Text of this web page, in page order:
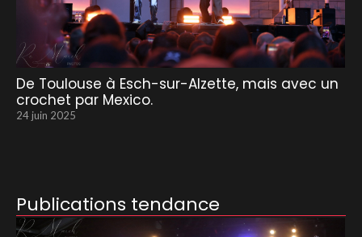
De Toulouse à Esch-sur-Alzette, mais avec un
crochet par Mexico.
24 juin 2025
Publications tendance